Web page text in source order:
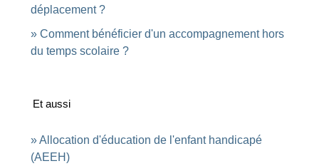
déplacement ?
Comment bénéficier d'un accompagnement hors
du temps scolaire ?
Et aussi
Allocation d'éducation de l'enfant handicapé
(AEEH)